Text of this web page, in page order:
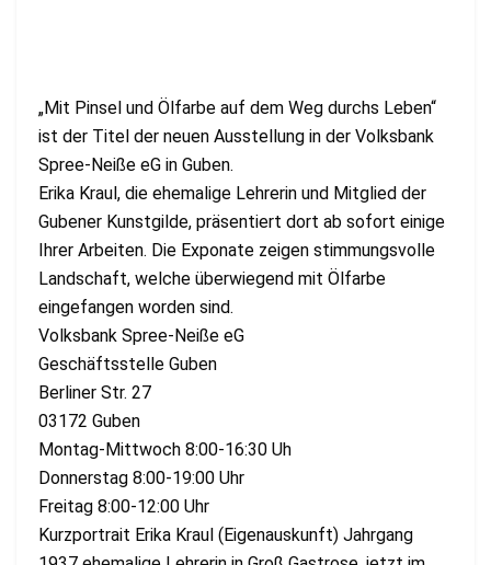
„Mit Pinsel und Ölfarbe auf dem Weg durchs Leben“
ist der Titel der neuen Ausstellung in der Volksbank
Spree-Neiße eG in Guben.
Erika Kraul, die ehemalige Lehrerin und Mitglied der
Gubener Kunstgilde, präsentiert dort ab sofort einige
Ihrer Arbeiten. Die Exponate zeigen stimmungsvolle
Landschaft, welche überwiegend mit Ölfarbe
eingefangen worden sind.
Volksbank Spree-Neiße eG
Geschäftsstelle Guben
Berliner Str. 27
03172 Guben
Montag-Mittwoch 8:00-16:30 Uh
Donnerstag 8:00-19:00 Uhr
Freitag 8:00-12:00 Uhr
Kurzportrait Erika Kraul (Eigenauskunft) Jahrgang